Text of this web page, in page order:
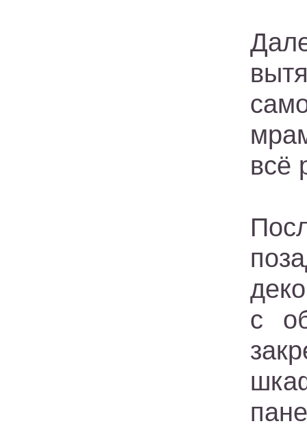
всё
с